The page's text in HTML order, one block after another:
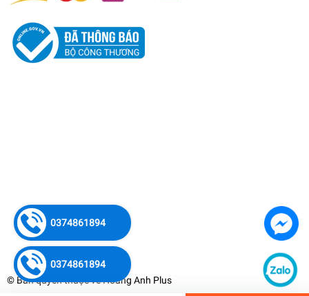
© Bản quyền thuộc vềHoàng Anh Plus
0374861894
0374861894
Bộ Lưu Điện Hyundai Online 20KVA Pin Ngoài HD-
20KS
70.000.000₫
undefined